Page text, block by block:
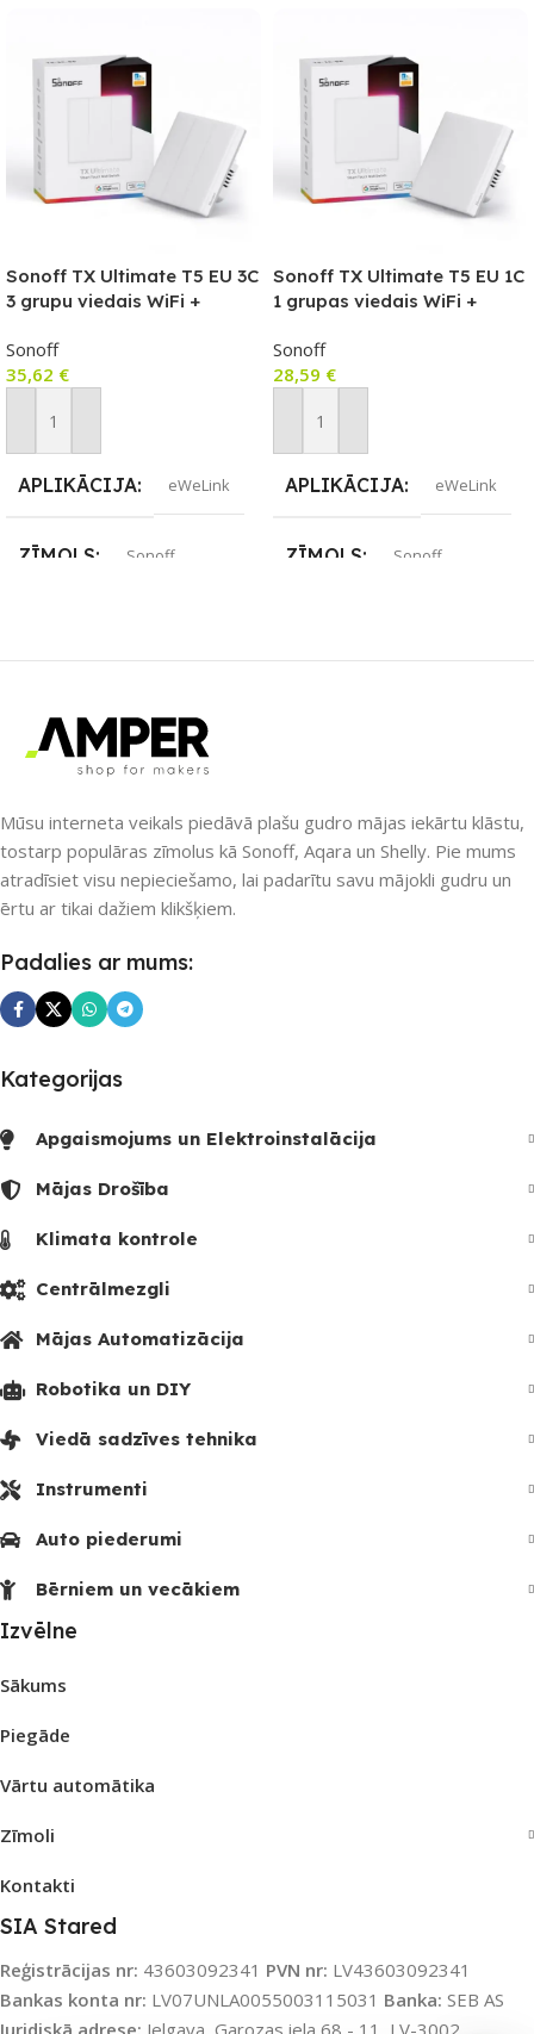
Sonoff TX Ultimate T5 EU 3C
3 grupu viedais WiFi +
(Bluetooth) sienas
skārienjutīgais gaismas
Sonoff
35,62 €
Pievienot Grozam
APLIKĀCIJA eWeLink
ZĪMOLS Sonoff
UZREIZ PIEEJAMAIS
4
Sonoff TX Ultimate T5 EU 1C
1 grupas viedais WiFi +
(Bluetooth) sienas
skārienjutīgais gaismas
Sonoff
28,59 €
Pievienot Grozam
APLIKĀCIJA eWeLink
ZĪMOLS Sonoff
4
Mūsu interneta veikals piedāvā plašu gudro mājas iekārtu klāstu,
tostarp populāras zīmolus kā Sonoff, Aqara un Shelly. Pie mums
atradīsiet visu nepieciešamo, lai padarītu savu mājokli gudru un
ērtu ar tikai dažiem klikšķiem.
Padalies ar mums:
Kategorijas
Apgaismojums un Elektroinstalācija
Mājas Drošība
Klimata kontrole
Centrālmezgli
Mājas Automatizācija
Robotika un DIY
Viedā sadzīves tehnika
Instrumenti
Auto piederumi
Bērniem un vecākiem
Izvēlne
Sākums
Piegāde
Vārtu automātika
Zīmoli
Kontakti
SIA Stared
Reģistrācijas nr: 43603092341 PVN nr: LV43603092341
Bankas konta nr: LV07UNLA0055003115031 Banka: SEB AS